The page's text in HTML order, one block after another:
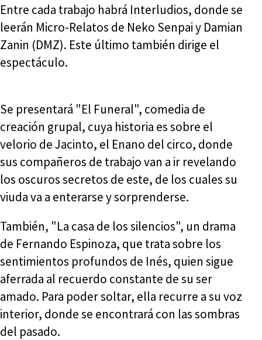
Entre cada trabajo habrá Interludios, donde se
leerán Micro-Relatos de Neko Senpai y Damian
Zanin (DMZ). Este último también dirige el
espectáculo.
Se presentará "El Funeral", comedia de
creación grupal, cuya historia es sobre el
velorio de Jacinto, el Enano del circo, donde
sus compañeros de trabajo van a ir revelando
los oscuros secretos de este, de los cuales su
viuda va a enterarse y sorprenderse.
También, "La casa de los silencios", un drama
de Fernando Espinoza, que trata sobre los
sentimientos profundos de Inés, quien sigue
aferrada al recuerdo constante de su ser
amado. Para poder soltar, ella recurre a su voz
interior, donde se encontrará con las sombras
del pasado.